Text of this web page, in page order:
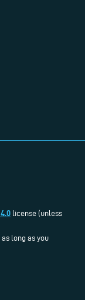
license (unless
long as you